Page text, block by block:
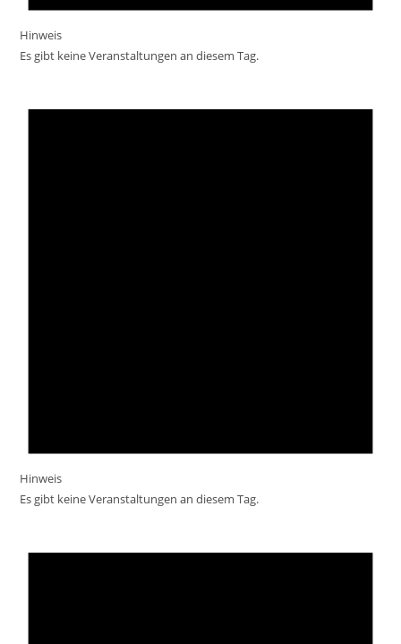
Hinweis
Es gibt keine Veranstaltungen an diesem Tag.
Hinweis
Es gibt keine Veranstaltungen an diesem Tag.